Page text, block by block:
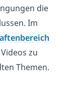
die
Im
zu
Themen.